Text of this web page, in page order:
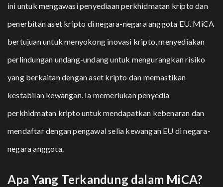
ini untuk mengawasi penyediaan perkhidmatan kripto dan
penerbitan aset kripto di negara-negara anggota EU. MiCA
bertujuan untuk menyokong inovasi kripto, menyediakan
perlindungan undang-undang untuk mengurangkan risiko
yang berkaitan dengan aset kripto dan memastikan
kestabilan kewangan. Ia memerlukan penyedia
perkhidmatan kripto untuk mendapatkan kebenaran dan
mendaftar dengan pengawal selia kewangan EU di negara-
negara anggota.
Apa Yang Terkandung dalam MiCA?